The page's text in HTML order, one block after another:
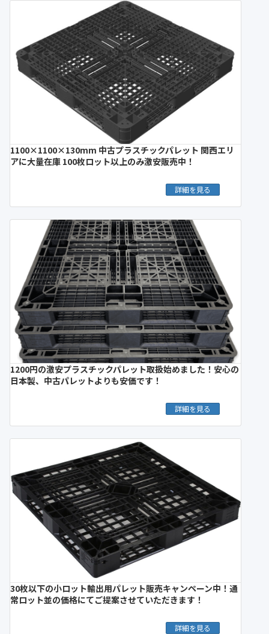
1100×1100×130mm 中古プラスチックパレット 関西エリ
アに大量在庫 100枚ロット以上のみ激安販売中！
詳細を見る
1200円の激安プラスチックパレット取扱始めました！安心の
日本製、中古パレットよりも安価です！
詳細を見る
30枚以下の小ロット輸出用パレット販売キャンペーン中！通
常ロット並の価格にてご提案させていただきます！
詳細を見る